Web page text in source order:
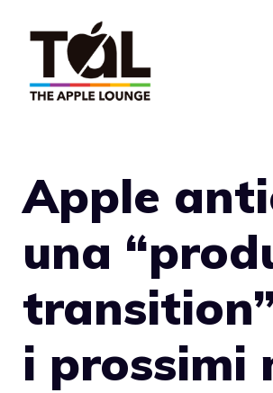
contenuto
Apple
una
i prossimi